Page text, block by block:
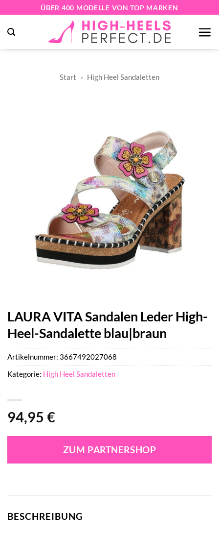
springen
ÜBER 400 MODELLE VON TOP MARKEN
Start » High Heel Sandaletten
LAURA VITA Sandalen Leder High-
Heel-Sandalette blau|braun
94,95 €
ZUM PARTNERSHOP
Artikelnummer: 3667492027068
Kategorie: High Heel Sandaletten
BESCHREIBUNG